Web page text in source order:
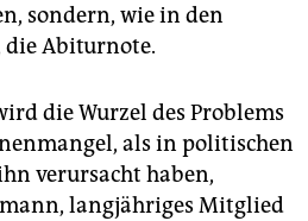
sondern, wie in den
die Abiturnote.
die Wurzel des Problems
als in politischen
verursacht haben,
langjähriges Mitglied